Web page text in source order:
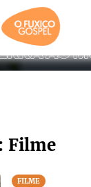
Filme
FILME